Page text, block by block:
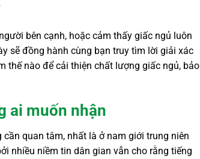
bên cạnh, hoặc cảm thấy giấc ngủ luôn
sẽ đồng hành cùng bạn truy tìm lời giải xác
thế nào để cải thiện chất lượng giấc ngủ, bảo
ai muốn nhận
cần quan tâm, nhất là ở nam giới trung niên
nhiều niềm tin dân gian vẫn cho rằng tiếng